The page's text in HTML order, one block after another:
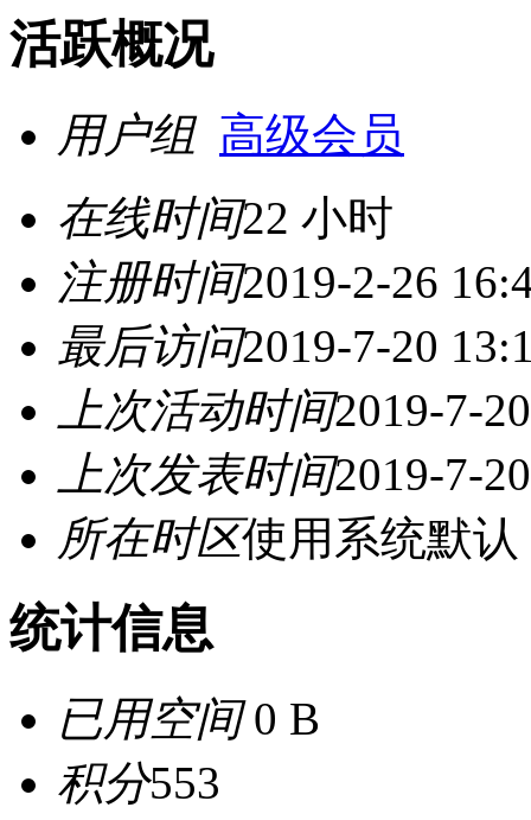
活跃概况
用户组 高级会员
在线时间22 小时
注册时间2019-2-26
最后访问2019-7-20
上次活动时间2019-7-
上次发表时间2019-7-
所在时区使用系统默认
统计信息
已用空间0 B
积分553